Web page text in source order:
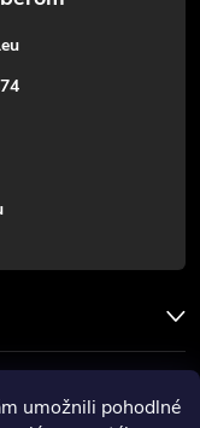
umožnili pohodlné